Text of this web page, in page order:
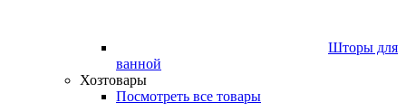
Шторы для
ванной
Хозтовары
Посмотреть все товары